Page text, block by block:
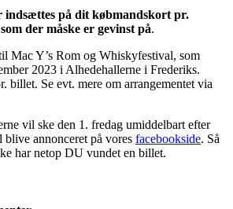
indsættes på dit købmandskort pr.
der måske er gevinst på.
Mac Y’s Rom og Whiskyfestival, som
2023 i Alhedehallerne i Frederiks.
Se evt. mere om arrangementet via
vil ske den 1. fredag umiddelbart efter
blive annonceret på vores facebookside. Så
har netop DU vundet en billet.